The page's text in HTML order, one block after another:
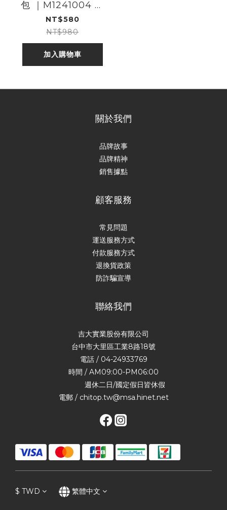
包 ｜M1241004 ｜
紅色
NT$580
NT$980
加入購物車
關於我們
品牌故事
品牌精神
銷售據點
顧客服務
常見問題
運送服務方式
付款服務方式
退換貨政策
防詐騙宣導
聯絡我們
吉大實業股份有限公司
台中市大里區工業8路18號
電話 / 04-24933769
時間 / AM09:00-PM06:00
週休二日/國定假日皆休假
電郵 / chitop.tw@msa.hinet.net
$ TWD 繁體中文